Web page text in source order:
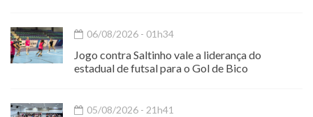
06/08/2026 - 01h34
Jogo contra Saltinho vale a liderança do
estadual de futsal para o Gol de Bico
05/08/2026 - 21h41